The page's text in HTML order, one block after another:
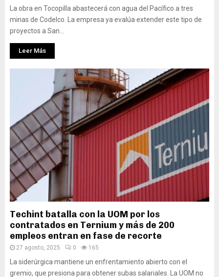
La obra en Tocopilla abastecerá con agua del Pacífico a tres
minas de Codelco. La empresa ya evalúa extender este tipo de
proyectos a San...
Leer Más
Techint batalla con la UOM por los
contratados en Ternium y más de 200
empleos entran en fase de recorte
27 agosto, 2025 0 165
La siderúrgica mantiene un enfrentamiento abierto con el
gremio, que presiona para obtener subas salariales. La UOM no